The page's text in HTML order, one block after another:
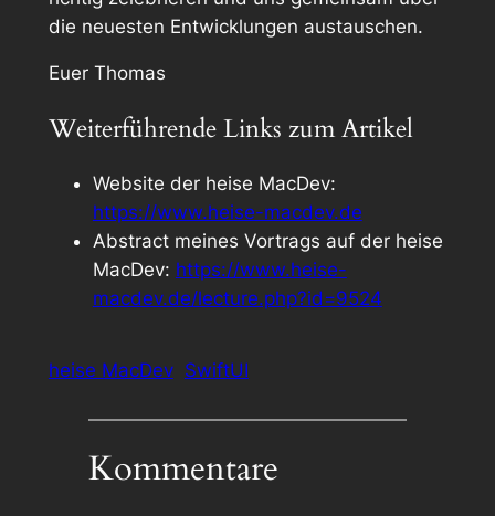
die neuesten Entwicklungen austauschen.
Euer Thomas
Weiterführende Links zum Artikel
Website der heise MacDev:
https://www.heise-macdev.de
Abstract meines Vortrags auf der heise
MacDev: https://www.heise-
macdev.de/lecture.php?id=9524
heise MacDev SwiftUI
Kommentare